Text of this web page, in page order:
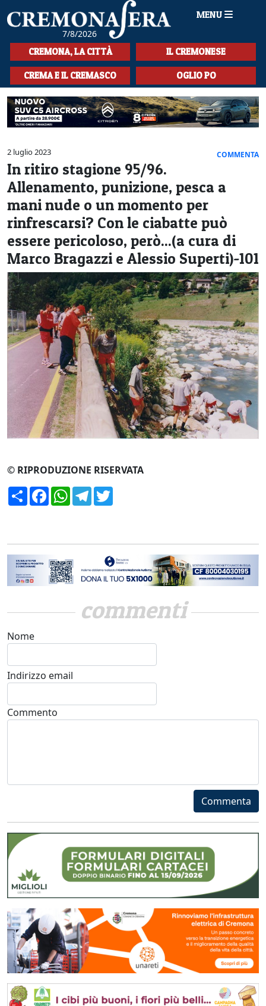
7/8/2026
MENU
HOME
CRONACA
SPORT
LA MUSICA
CULTURA
LA STORIA
SPETTACOLI
L'EDITORIALE
SEZIONI
CERCA
CREMONA, LA CITTÀ IL CREMONESE
CREMA E IL CREMASCO OGLIO PO
2 luglio 2023 COMMENTA
In ritiro stagione 95/96.
Allenamento, punizione, pesca a
mani nude o un momento per
rinfrescarsi? Con le ciabatte può
essere pericoloso, però...(a cura di
Marco Bragazzi e Alessio Superti)-101
© RIPRODUZIONE RISERVATA
CondividiFacebookWhatsApp
Telegram
commenti
Nome
Indirizzo email
Commento
Commenta